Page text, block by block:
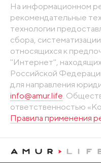
На информационном
рекомендательные
технологии
сбора,
относящихся к
"Интернет",
Российской
для направления
info@amur.life .
ответственностью
Правила применения